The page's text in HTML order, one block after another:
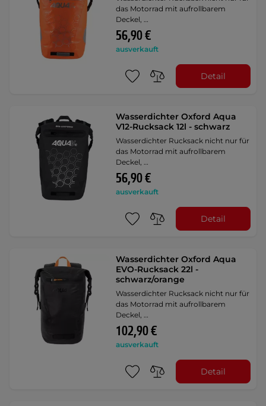
das Motorrad mit aufrollbarem
Deckel, …
56,90 €
ausverkauft
Detail
Wasserdichter Oxford Aqua
V12-Rucksack 12l - schwarz
Wasserdichter Rucksack nicht nur für
das Motorrad mit aufrollbarem
Deckel, …
56,90 €
ausverkauft
Detail
Wasserdichter Oxford Aqua
EVO-Rucksack 22l -
schwarz/orange
Wasserdichter Rucksack nicht nur für
das Motorrad mit aufrollbarem
Deckel, …
102,90 €
ausverkauft
Detail